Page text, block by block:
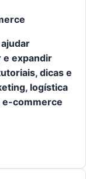
e expandir
dicas e
logística
e-commerce